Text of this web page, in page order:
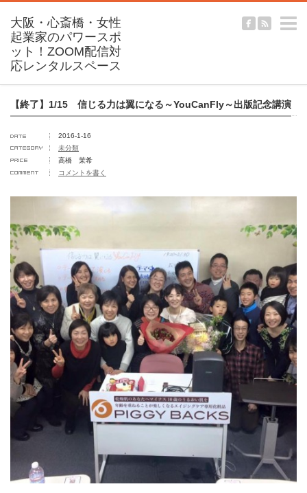
【終了】1/15 信じる力は翼になる～YouCanFly～出版記念講演
2016-1-16
未分類
高橋 茉希
コメントを書く